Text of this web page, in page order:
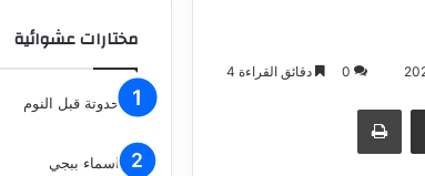
0 دقائق القراءة 4
مختارات عشوائية